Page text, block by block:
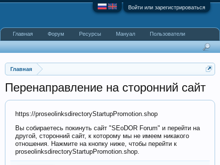
Войти или зарегистрироваться
Главная
Перенаправление на сторонний сайт
https://proseolinksdirectoryStartupPromotion.shop
Вы собираетесь покинуть сайт "SEoDOR Forum" и перейти на
другой, сторонний сайт, к которому мы не имеем никакого
отношения. Нажмите на кнопку ниже, чтобы перейти к
proseolinksdirectoryStartupPromotion.shop.
Главная Форум Ресурсы Мануал Пользователи